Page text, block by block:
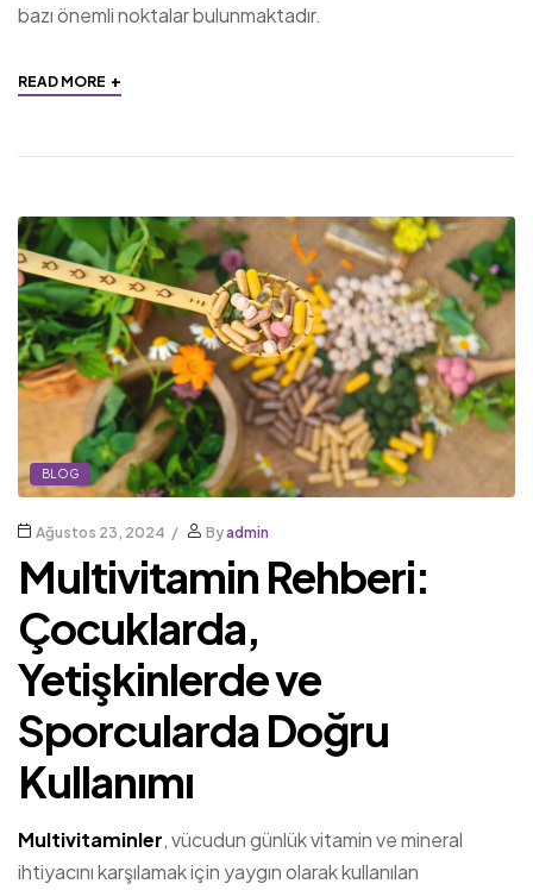
bazı önemli noktalar bulunmaktadır.
READ MORE +
BLOG
Ağustos 23, 2024 Byadmin
Multivitamin Rehberi:
Çocuklarda,
Yetişkinlerde ve
Sporcularda Doğru
Kullanımı
Multivitaminler, vücudun günlük vitamin ve mineral
ihtiyacını karşılamak için yaygın olarak kullanılan